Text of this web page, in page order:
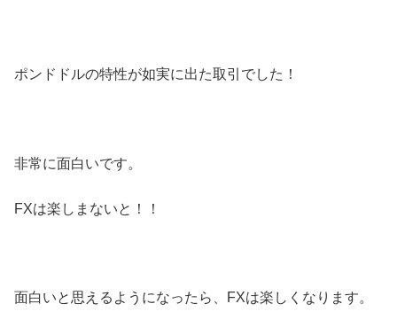
ポンドドルの特性が如実に出た取引でした！
非常に面白いです。
FXは楽しまないと！！
面白いと思えるようになったら、FXは楽しくなります。